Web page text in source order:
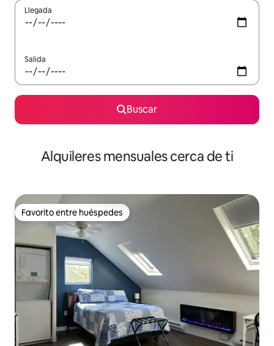
Llegada
Salida
Buscar
Alquileres mensuales cerca de ti
Favorito entre huéspedes
Favorito entre huéspedes